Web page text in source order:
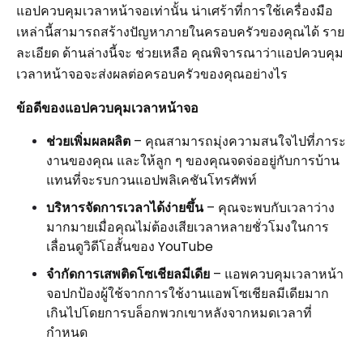
แอปควบคุมเวลาหน้าจอเท่านั้น น่าเศร้าที่การใช้เครื่องมือ
เหล่านี้สามารถสร้างปัญหาภายในครอบครัวของคุณได้ ราย
ละเอียด ด้านล่างนี้จะ ช่วยเหลือ คุณพิจารณาว่าแอปควบคุม
เวลาหน้าจอจะส่งผลต่อครอบครัวของคุณอย่างไร
ข้อดีของแอปควบคุมเวลาหน้าจอ
ช่วยเพิ่มผลผลิต – คุณสามารถมุ่งความสนใจไปที่ภาระ
งานของคุณ และให้ลูก ๆ ของคุณจดจ่ออยู่กับการบ้าน
แทนที่จะรบกวนแอปพลิเคชันโทรศัพท์
บริหารจัดการเวลาได้ง่ายขึ้น– คุณจะพบกับเวลาว่าง
มากมายเมื่อคุณไม่ต้องเสียเวลาหลายชั่วโมงในการ
เลื่อนดูวิดีโอสั้นของ YouTube
จำกัดการเสพติดโซเชียลมีเดีย – แอพควบคุมเวลาหน้า
จอปกป้องผู้ใช้จากการใช้งานแอพโซเชียลมีเดียมาก
เกินไปโดยการบล็อกพวกเขาหลังจากหมดเวลาที่
กำหนด